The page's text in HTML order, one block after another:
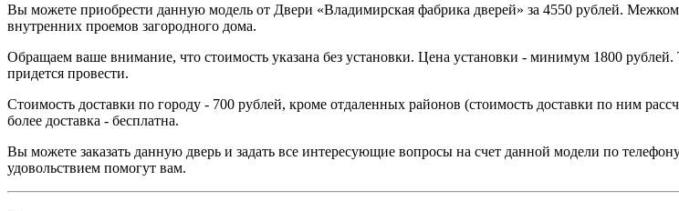
Вы можете приобрести данную модель от Двери «Владимирская фабрика дверей» за 4550 рублей.
внутренних проемов загородного дома.
Обращаем ваше внимание, что стоимость указана без установки. Цена установки - минимум 1800
придется провести.
Стоимость доставки по городу - 700 рублей, кроме отдаленных районов (стоимость доставки по ним
более доставка - бесплатна.
Вы можете заказать данную дверь и задать все интересующие вопросы на счет данной модели по
удовольствием помогут вам.